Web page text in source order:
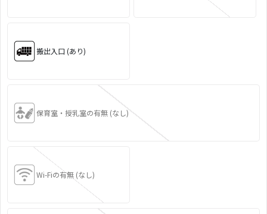
搬出入口 (あり)
保育室・授乳室の有無 (なし)
Wi-Fiの有無 (なし)